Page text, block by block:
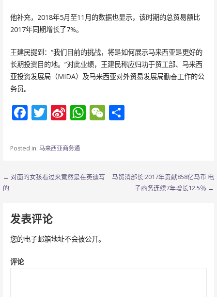
他补充，2018年5月至11月的数据也显示，该时期的总贸易额比
2017年同期增长了7%。
王建民提到：“我们目前的挑战，将是如何展示马来西亚是更好的
长期投资目的地。”对此业绩，王建民称应归功于贸工部、马来西
亚投资发展局（MIDA）及马来西亚对外贸易发展局勤奋工作的公
务员。
F
e
o
T
itt
Si
a
ei
W
A
W
at
分
Posted in: 马来西亚商务通
文
章
导
航
← 对面的女孩看过来竟然是在英迪写
的
马贸消部长:2017年贡献858亿马币 电
子商务连续7年增长12.5％ →
发表评论
您的电子邮箱地址不会被公开。
评论